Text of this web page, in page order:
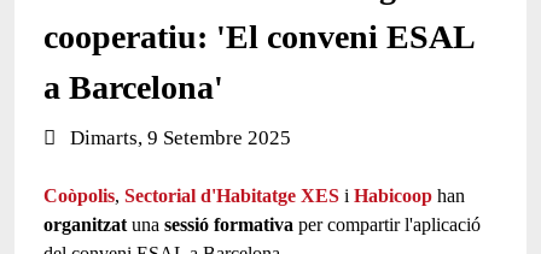
cooperatiu: 'El conveni ESAL
a Barcelona'
Data de l'esdeveniment:
Dimarts, 9 Setembre 2025
Coòpolis, Sectorial d'Habitatge XES i Habicoop han
organitzat una sessió formativa per compartir l'aplicació